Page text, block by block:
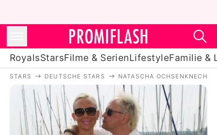
RoyalsStarsFilme & SerienLifestyleFamilie &
Royals
Stars
Filme & Serien
STARS DEUTSCHE STARS NATASCHA OCHSENKNECHT